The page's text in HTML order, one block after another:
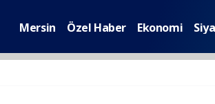
Mersin Özel Haber Ekonomi